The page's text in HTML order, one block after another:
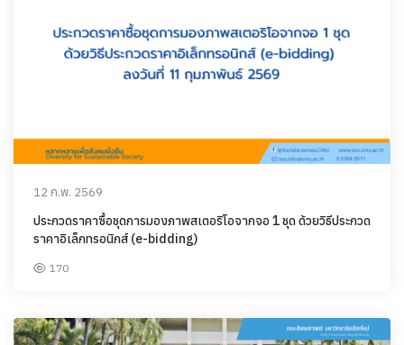
12 ก.พ. 2569
ประกวดราคาซื้อชุดการมองภาพสเตอริโอจากจอ 1 ชุด ด้วยวิธีประกวด
ราคาอิเล็กทรอนิกส์ (e-bidding)
170